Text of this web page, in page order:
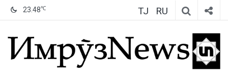
23.48℃ TJ RU